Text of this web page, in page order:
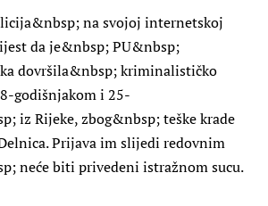
na svojoj internetskoj
da je&nbsp; PU&nbsp;
dovršila&nbsp; kriminalističko
godišnjakom i 25-
iz Rijeke, zbog&nbsp; teške krade
Prijava im slijedi redovnim
neće biti privedeni istražnom sucu.